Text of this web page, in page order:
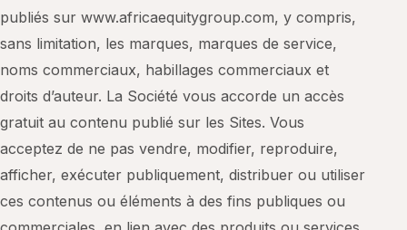
publiés sur www.africaequitygroup.com, y compris,
sans limitation, les marques, marques de service,
noms commerciaux, habillages commerciaux et
droits d’auteur. La Société vous accorde un accès
gratuit au contenu publié sur les Sites. Vous
acceptez de ne pas vendre, modifier, reproduire,
afficher, exécuter publiquement, distribuer ou utiliser
ces contenus ou éléments à des fins publiques ou